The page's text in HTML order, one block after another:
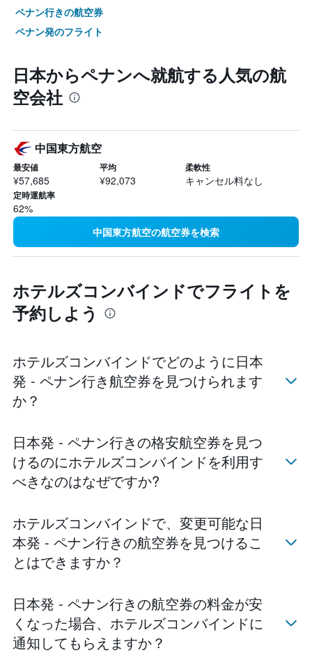
ペナン行きの航空券
ペナン発のフライト
日本からペナンへ就航する人気の航
空会社
中国東方航空
最安値
¥57,685
平均
¥92,073
柔軟性
キャンセル料なし
定時運航率
62%
中国東方航空の航空券を検索
ホテルズコンバインドでフライトを
予約しよう
ホテルズコンバインドでどのように日本
発 - ペナン​行き航空券を見つけられます
か？
日本発 - ペナン行きの格安航空券を見つ
けるのにホテルズコンバインドを利用す
べきなのはなぜですか?
ホテルズコンバインド​で、変更可能な日
本発 - ペナン​行きの航空券を見つけるこ
とはできますか？
日本発 - ペナン行きの航空券の料金が安
くなった場合、ホテルズコンバインド​に
通知してもらえますか？